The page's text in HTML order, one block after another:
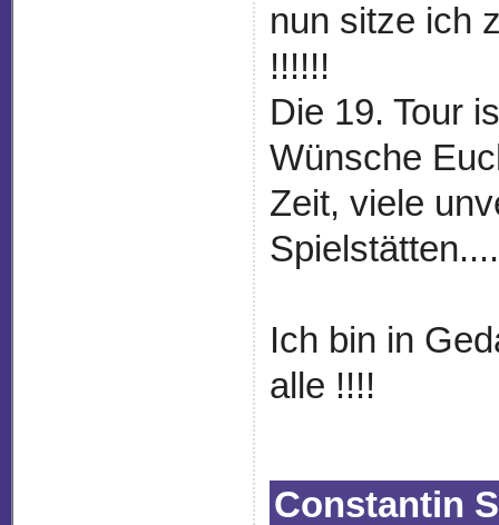
nun sitze ich
!!!!!!
Die 19. Tour
Wünsche
Zeit, viele
Ich bin in
alle !!!!
Constantin